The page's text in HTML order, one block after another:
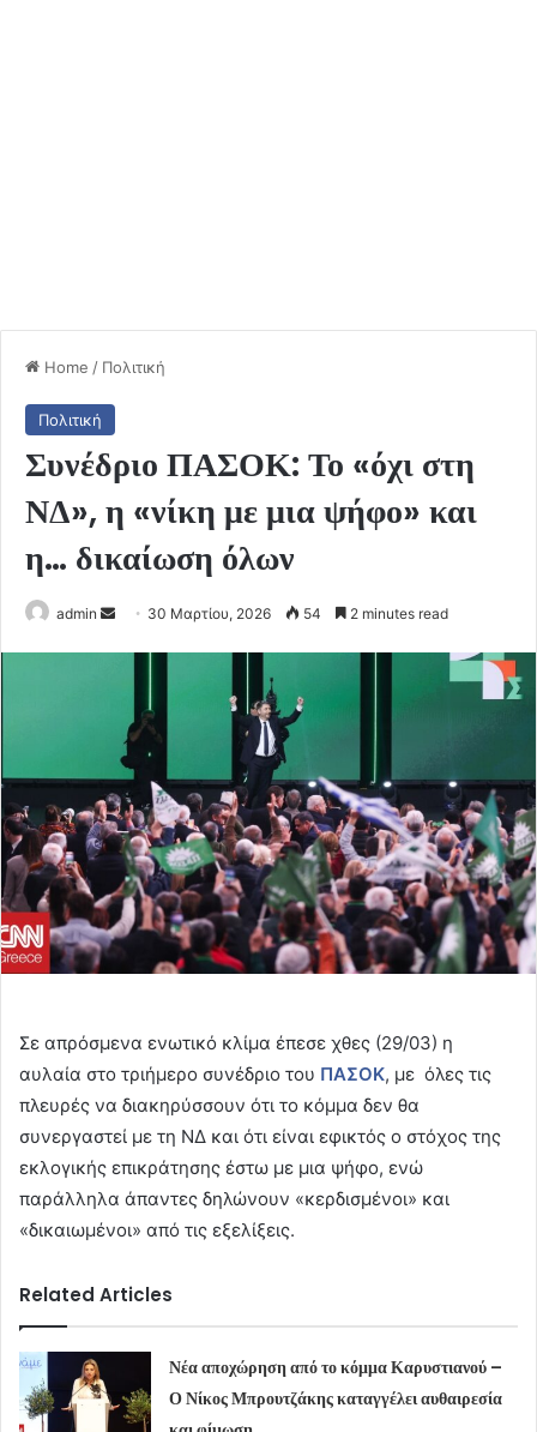
Home / Πολιτική
Πολιτική
Συνέδριο ΠΑΣΟΚ: Το «όχι στη
ΝΔ», η «νίκη με μια ψήφο» και
η… δικαίωση όλων
admin
Send 30 Μαρτίου, 2026 54 2 minutes read
Σε απρόσμενα ενωτικό κλίμα έπεσε χθες (29/03) η
αυλαία στο τριήμερο συνέδριο του ΠΑΣΟΚ, με όλες τις
πλευρές να διακηρύσσουν ότι το κόμμα δεν θα
συνεργαστεί με τη ΝΔ και ότι είναι εφικτός ο στόχος της
εκλογικής επικράτησης έστω με μια ψήφο, ενώ
παράλληλα άπαντες δηλώνουν «κερδισμένοι» και
«δικαιωμένοι» από τις εξελίξεις.
Related Articles
Νέα αποχώρηση από το κόμμα Καρυστιανού –
Ο Νίκος Μπρουτζάκης καταγγέλει αυθαιρεσία